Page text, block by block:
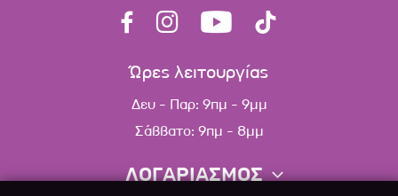
Ώρες λειτουργίας
Δευ - Παρ: 9πμ - 9μμ
Σάββατο: 9πμ - 8μμ
ΛΟΓΑΡΙΑΣΜΟΣ